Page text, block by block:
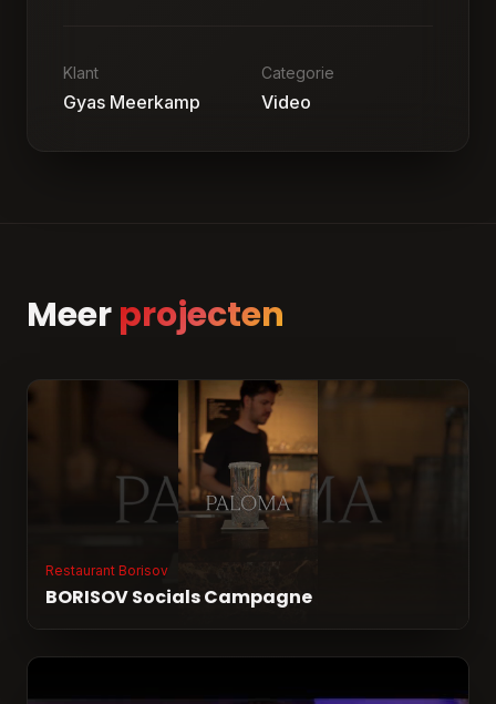
Klant
Gyas Meerkamp
Categorie
Video
Meerprojecten
Restaurant Borisov
BORISOV Socials Campagne